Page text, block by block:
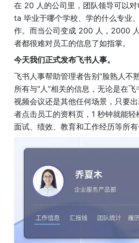
在 20 人的公司里，团队领导可以对
ta 毕业于哪个学校、学的什么专业
作。而当公司变成 200 人，2000
者都很难对员工的信息了如指掌。
今天我们正式发布飞书人事。
飞书人事帮助管理者告别“脸熟人不
所有与“人”相关的信息，无论是在飞
视频会议还是其他任何场景，只要
者点击员工的资料页，1 秒钟就能轻
面试、绩效、教育和工作经历等所有